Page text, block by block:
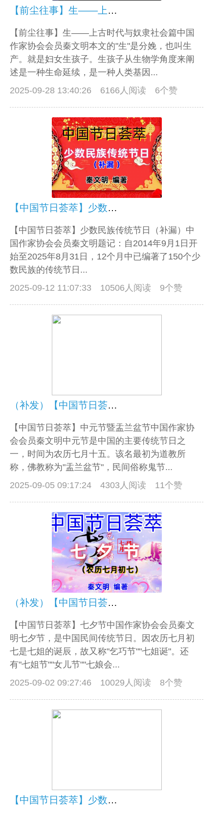
【前尘往事】生——上古时代与奴隶社会篇
【前尘往事】生——上古时代与奴隶社会篇中国
作家协会会员秦文明本文的"生"是分娩，也叫生
产。就是妇女生孩子。生孩子从生物学角度来阐
述是一种生命延续，是一种人类基因...
2025-09-28 13:40:26
6166人阅读 6个赞
【中国节日荟萃】少数民族传统节日（补漏）
【中国节日荟萃】少数民族传统节日（补漏）中
国作家协会会员秦文明题记：自2014年9月1日开
始至2025年8月31日，12个月中已编著了150个少
数民族的传统节日...
2025-09-12 11:07:33
10506人阅读 9个赞
（补发）【中国节日荟萃】中元节暨盂兰盆节
【中国节日荟萃】中元节暨盂兰盆节中国作家协
会会员秦文明中元节是中国的主要传统节日之
一，时间为农历七月十五。该名最初为道教所
称，佛教称为"盂兰盆节"，民间俗称鬼节...
2025-09-05 09:17:24
4303人阅读 11个赞
（补发）【中国节日荟萃】七夕节
【中国节日荟萃】七夕节中国作家协会会员秦文
明七夕节，是中国民间传统节日。因农历七月初
七是七姐的诞辰，故又称"乞巧节""七姐诞"。还
有"七姐节""女儿节""七娘会...
2025-09-02 09:27:46
10029人阅读 8个赞
【中国节日荟萃】少数民族传统节日（8月）